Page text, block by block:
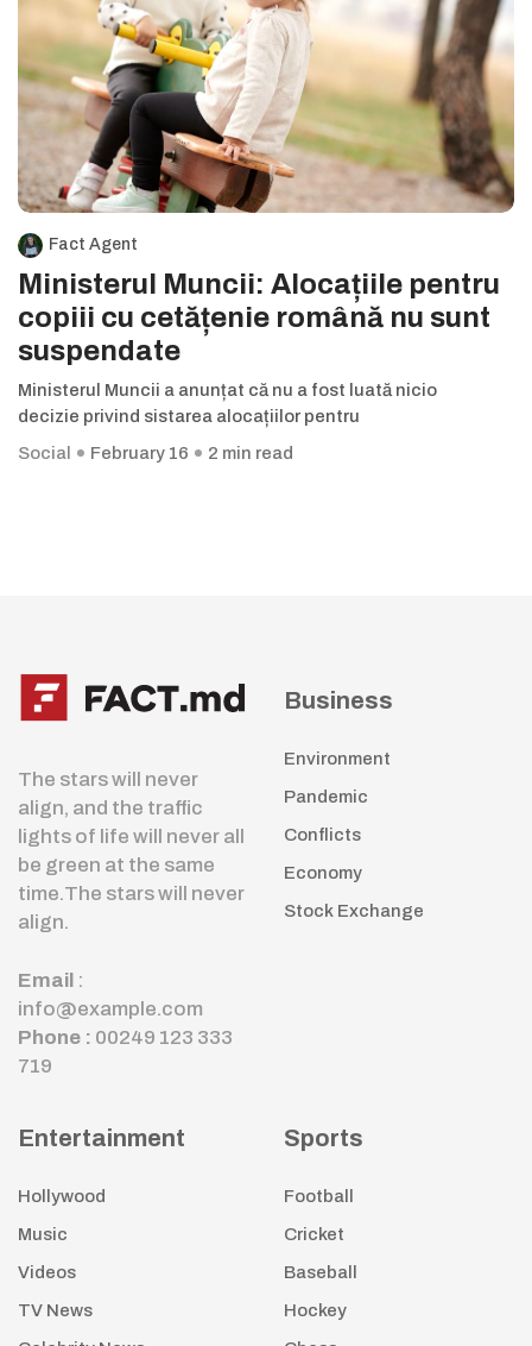
Fact Agent
Ministerul Muncii: Alocațiile pentru
copiii cu cetățenie română nu sunt
suspendate
Ministerul Muncii a anunțat că nu a fost luată nicio
decizie privind sistarea alocațiilor pentru
Social
February 16 2 min read
The stars will never
align, and the traffic
lights of life will never all
be green at the same
time.The stars will never
align.
Email :
info@example.com
Phone : 00249 123 333
719
Business
Environment
Pandemic
Conflicts
Economy
Stock Exchange
Entertainment
Hollywood
Music
Videos
TV News
Sports
Football
Cricket
Baseball
Hockey